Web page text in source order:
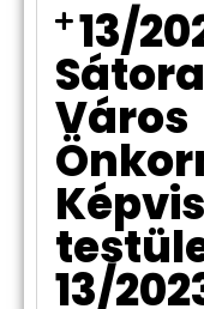
13/
Város
13/